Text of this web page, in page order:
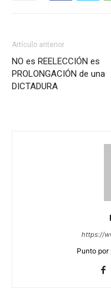
Artículo anterior
NO es REELECCIÓN es
PROLONGACIÓN de una
DICTADURA
https://
Punto